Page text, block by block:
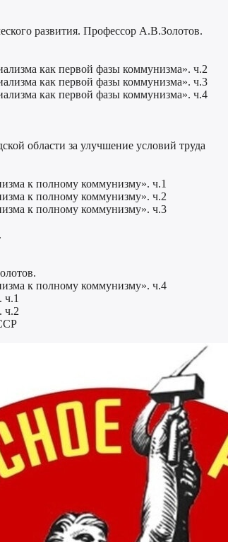
развития. Профессор А.В.Золотов.
как первой фазы коммунизма». ч.2
как первой фазы коммунизма». ч.3
как первой фазы коммунизма». ч.4
области за улучшение условий труда
к полному коммунизму». ч.1
к полному коммунизму». ч.2
к полному коммунизму». ч.3
к полному коммунизму». ч.4
ч.1
ч.2